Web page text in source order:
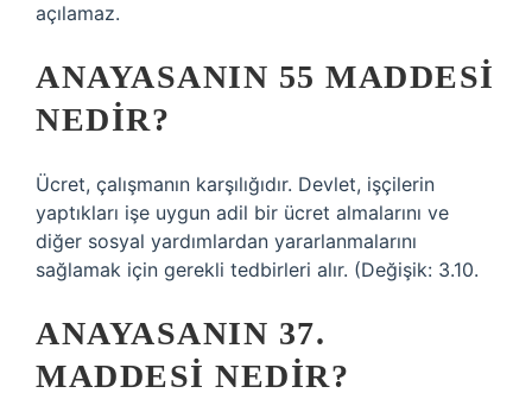
açılamaz.
ANAYASANIN 55 MADDESI
NEDIR?
Ücret, çalışmanın karşılığıdır. Devlet, işçilerin
yaptıkları işe uygun adil bir ücret almalarını ve
diğer sosyal yardımlardan yararlanmalarını
sağlamak için gerekli tedbirleri alır. (Değişik: 3.10.
ANAYASANIN 37.
MADDESI NEDIR?